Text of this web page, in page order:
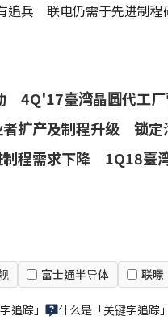
追兵 联电仍需于先进制程
4Q'17臺湾晶圆代工
者扩产及制程升级 锁定
制程需求下降 1Q18臺
富士通半导体 联暻
追踪」 什么是「关键字追踪」